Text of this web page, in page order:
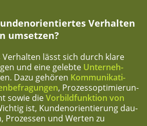
Ver­hal­ten
umsetzen?
lässt sich durch kla­re
und eine geleb­te Unter­neh­
Dazu gehö­ren Kom­mu­ni­ka­ti­
, Pro­zess­op­ti­mie­run­
sowie dieVor­bild­funk­ti­on von
ist, Kun­den­ori­en­tie­rung dau­
Pro­zes­sen und Wer­ten zu